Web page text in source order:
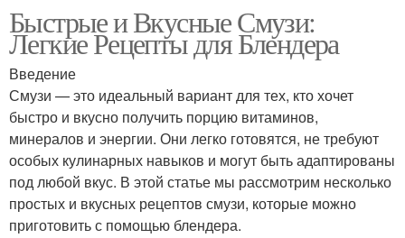
Быстрые и Вкусные Смузи:
Легкие Рецепты для Блендера
Введение
Смузи — это идеальный вариант для тех, кто хочет
быстро и вкусно получить порцию витаминов,
минералов и энергии. Они легко готовятся, не требуют
особых кулинарных навыков и могут быть адаптированы
под любой вкус. В этой статье мы рассмотрим несколько
простых и вкусных рецептов смузи, которые можно
приготовить с помощью блендера.